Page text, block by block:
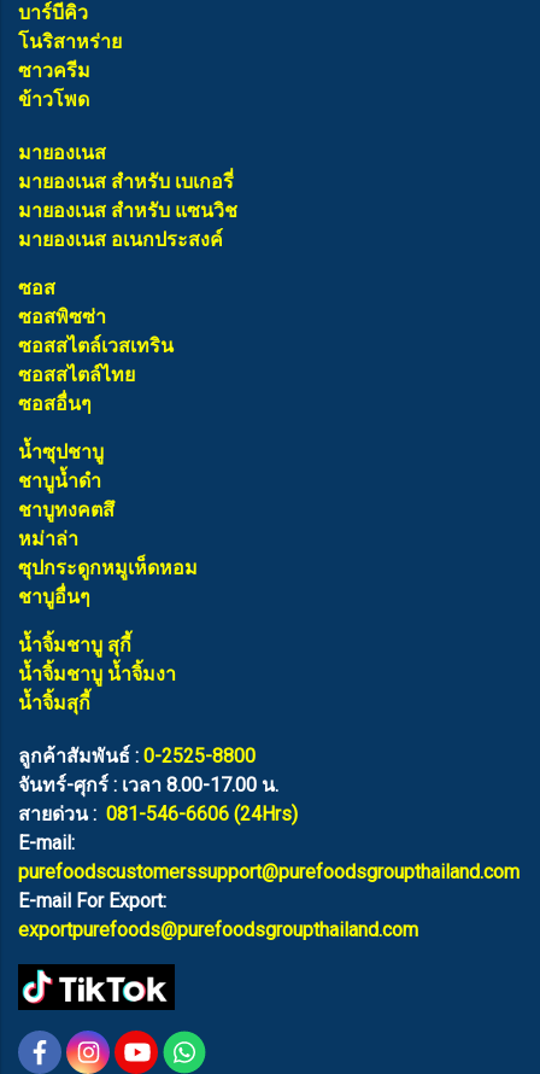
บาร์บีคิว
โนริสาหร่าย
ซาวครีม
ข้าวโพด
มายองเนส
มายองเนส สำหรับ เบเกอรี่
มายองเนส สำหรับ แซนวิช
มายองเนส อเนกประสงค์
ซอส
ซอสพิซซ่า
ซอสสไตล์เวสเทริน
ซอสสไตล์ไทย
ซอสอื่นๆ
น้ำซุปชาบู
ชาบูน้ำดำ
ชาบูทงคตสึ
หม่าล่า
ซุปกระดูกหมูเห็ดหอม
ชาบูอื่นๆ
น้ำจิ้มชาบู สุกี้
น้ำจิ้มชาบู น้ำจิ้มงา
น้ำจิ้มสุกี้
ลูกค้าสัมพันธ์ : 0-2525-8800
จันทร์-ศุกร์ : เวลา 8.00-17.00 น.
สายด่วน : 081-546-6606 (24Hrs)
E-mail:
purefoodscustomerssupport@purefoodsgroupthailand.com
E-mail For Export:
exportpurefoods@purefoodsgroupthailand.com